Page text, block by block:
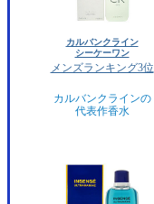
カルバンクライン
シーケーワン
メンズランキング3位
カルバンクラインの
代表作香水